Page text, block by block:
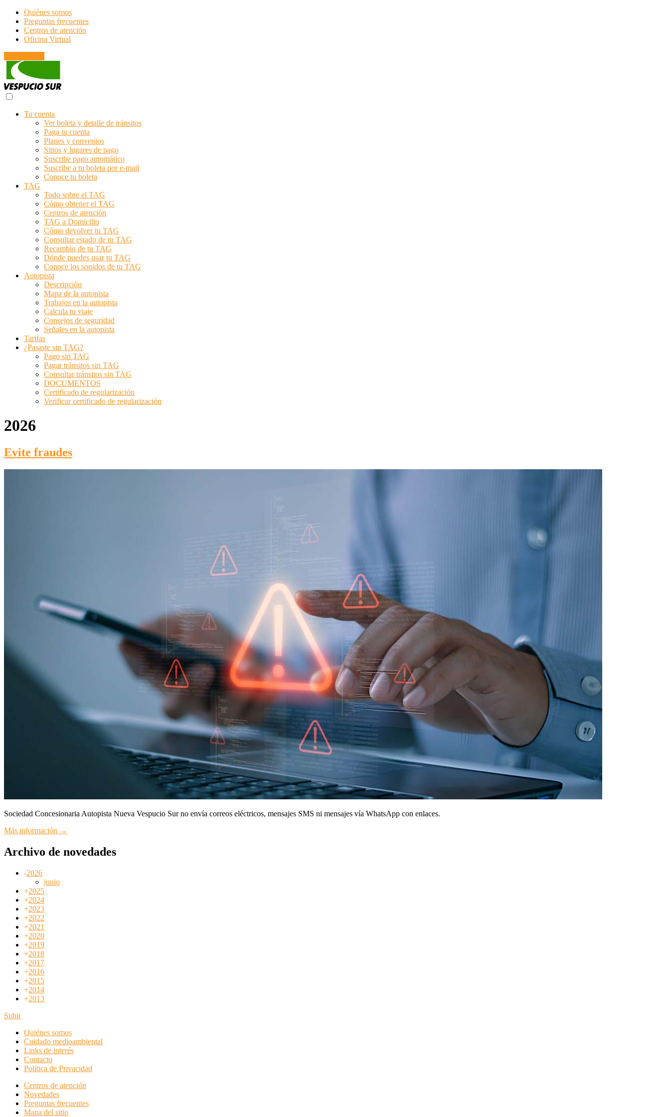
Quiénes somos
Preguntas frecuentes
Centros de atención
Oficina Virtual
Tu cuenta
Ver boleta y detalle de tránsitos
Paga tu cuenta
Planes y convenios
Sitios y lugares de pago
Suscribe pago automático
Suscribe a tu boleta por e-mail
Conoce tu boleta
TAG
Todo sobre el TAG
Cómo obtener el TAG
Centros de atención
TAG a Domicilio
Cómo devolver tu TAG
Consultar estado de tu TAG
Recambio de tu TAG
Dónde puedes usar tu TAG
Conoce los sonidos de tu TAG
Autopista
Descripción
Mapa de la autopista
Trabajos en la autopista
Calcula tu viaje
Consejos de seguridad
Señales en la autopista
Tarifas
¿Pasaste sin TAG?
Pago sin TAG
Pagar tránsitos sin TAG
Consultar tránsitos sin TAG
DOCUMENTOS
Certificado de regularización
Verificar certificado de regularización
2026
Evite fraudes
Sociedad Concesionaria Autopista Nueva Vespucio Sur no envía correos eléctricos, mensajes SMS ni mensajes vía WhatsApp con enlaces.
Más información →
Archivo de novedades
-2026
junio
+2025
+2024
+2023
+2022
+2021
+2020
+2019
+2018
+2017
+2016
+2015
+2014
+2013
Subir
Quiénes somos
Cuidado medioambiental
Links de interés
Contacto
Política de Privacidad
Centros de atención
Novedades
Preguntas frecuentes
Mapa del sitio